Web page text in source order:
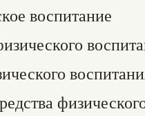
воспитание